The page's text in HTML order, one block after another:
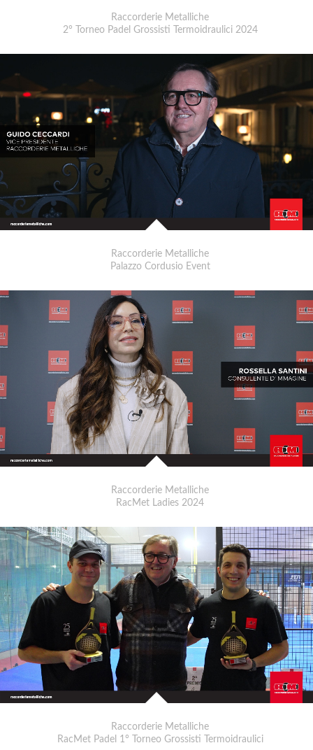
Raccorderie Metalliche
2° Torneo Padel Grossisti Termoidraulici 2024
Raccorderie Metalliche
Palazzo Cordusio Event
Raccorderie Metalliche
RacMet Ladies 2024
Raccorderie Metalliche
RacMet Padel 1° Torneo Grossisti Termoidraulici